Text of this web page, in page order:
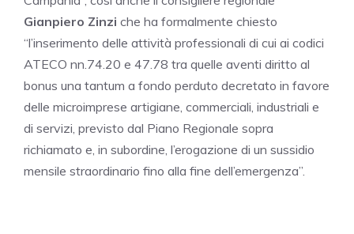
Gianpiero Zinzi che ha formalmente chiesto
“l’inserimento delle attività professionali di cui ai codici
ATECO nn.74.20 e 47.78 tra quelle aventi diritto al
bonus una tantum a fondo perduto decretato in favore
delle microimprese artigiane, commerciali, industriali e
di servizi, previsto dal Piano Regionale sopra
richiamato e, in subordine, l’erogazione di un sussidio
mensile straordinario fino alla fine dell’emergenza”.